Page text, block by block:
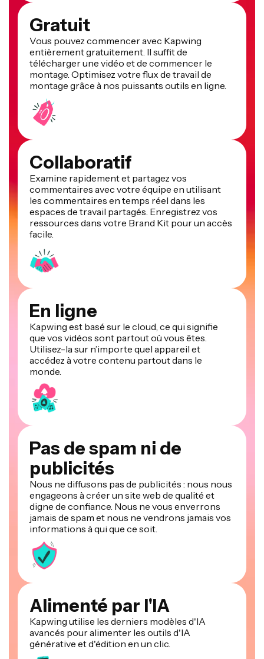
Gratuit
Vous pouvez commencer avec Kapwing
entièrement gratuitement. Il suffit de
télécharger une vidéo et de commencer le
montage. Optimisez votre flux de travail de
montage grâce à nos puissants outils en ligne.
Collaboratif
Examine rapidement et partagez vos
commentaires avec votre équipe en utilisant
les commentaires en temps réel dans les
espaces de travail partagés. Enregistrez vos
ressources dans votre Brand Kit pour un accès
facile.
En ligne
Kapwing est basé sur le cloud, ce qui signifie
que vos vidéos sont partout où vous êtes.
Utilisez-la sur n’importe quel appareil et
accédez à votre contenu partout dans le
monde.
Pas de spam ni de
publicités
Nous ne diffusons pas de publicités : nous nous
engageons à créer un site web de qualité et
digne de confiance. Nous ne vous enverrons
jamais de spam et nous ne vendrons jamais vos
informations à qui que ce soit.
Alimenté par l'IA
Kapwing utilise les derniers modèles d'IA
avancés pour alimenter les outils d'IA
générative et d'édition en un clic.